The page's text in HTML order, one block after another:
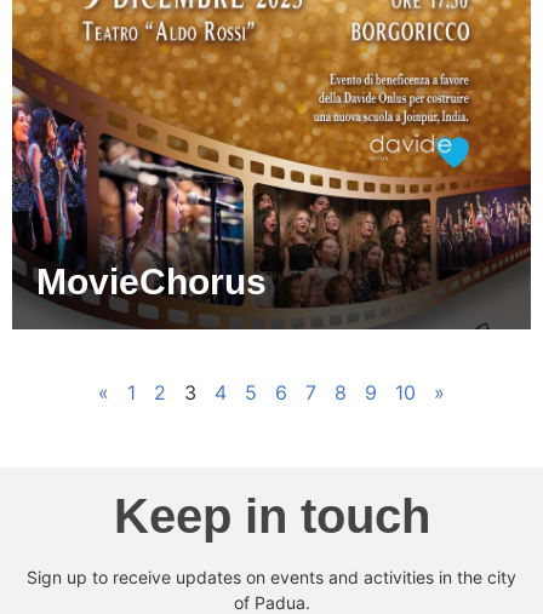
MovieChorus
« 1 2 3 4 5 6 7 8 9 10 »
Keep in touch
Sign up to receive updates on events and activities in the city
of Padua.